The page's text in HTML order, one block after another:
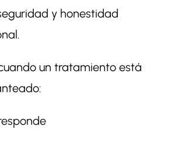
y honestidad
un tratamiento está